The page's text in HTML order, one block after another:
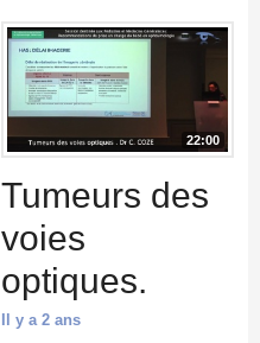
22:00
Tumeurs des
voies
optiques.
Il y a 2 ans